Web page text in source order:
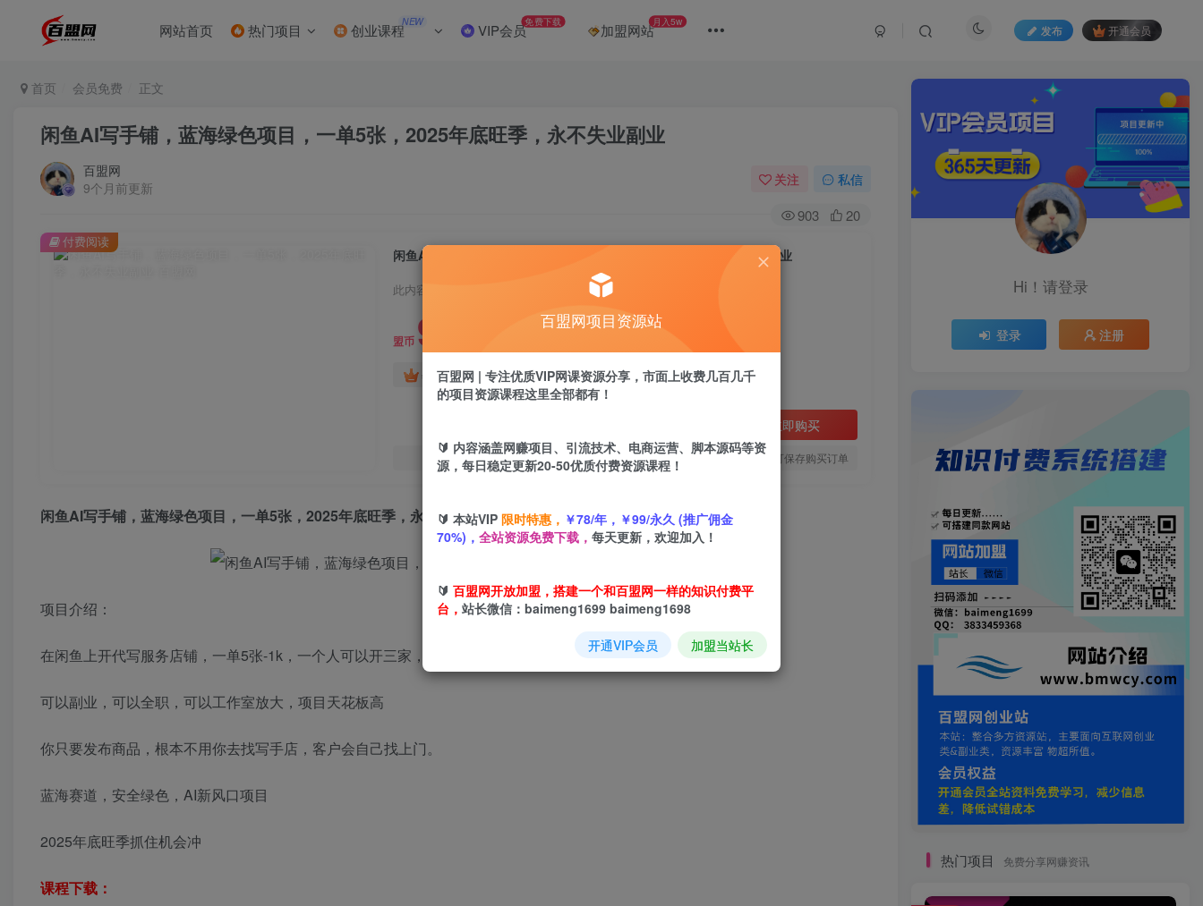
网站首页 热门项目 创业课程NEW VIP会员免费下载 加盟网站月入5w
发布 开通会员
首页 会员免费 正文
闲鱼AI写手铺，蓝海绿色项目，一单5张，2025年底旺季，永不失业副业
百盟网
9个月前更新
关注 私信
903 20
闲鱼AI写手铺，蓝海绿色项目，一单5张，2025年底旺季，永不失业副业
此内容为付费阅读，请付费后查看
盟币 9.9
年卡会员免费 永久会员免费
立即购买
您当前未登录！建议登陆后购买，可保存购买订单
付费阅读
闲鱼AI写手铺，蓝海绿色项目，一单5张，2025年底旺季，永不失业副业
项目介绍：
在闲鱼上开代写服务店铺，一单5张-1k，一个人可以开三家，轻松好上手
可以副业，可以全职，可以工作室放大，项目天花板高
你只要发布商品，根本不用你去找写手店，客户会自己找上门。
蓝海赛道，安全绿色，AI新风口项目
2025年底旺季抓住机会冲
课程下载：
Hi！请登录
登录 注册
热门项目 免费分享网赚资讯
百盟网项目资源站
百盟网 | 专注优质VIP网课资源分享，市面上收费几百几千
的项目资源课程这里全部都有！
🔰 内容涵盖网赚项目、引流技术、电商运营、脚本源码等资
源，每日稳定更新20-50优质付费资源课程！
🔰 本站VIP 限时特惠， ￥78/年，￥99/永久 (推广佣金
70%)， 全站资源免费下载， 每天更新，欢迎加入！
🔰 百盟网开放加盟，搭建一个和百盟网一样的知识付费平
台， 站长微信：baimeng1699 baimeng1698
开通VIP会员 加盟当站长